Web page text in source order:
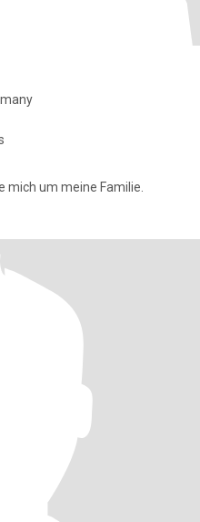
mich um meine Familie.